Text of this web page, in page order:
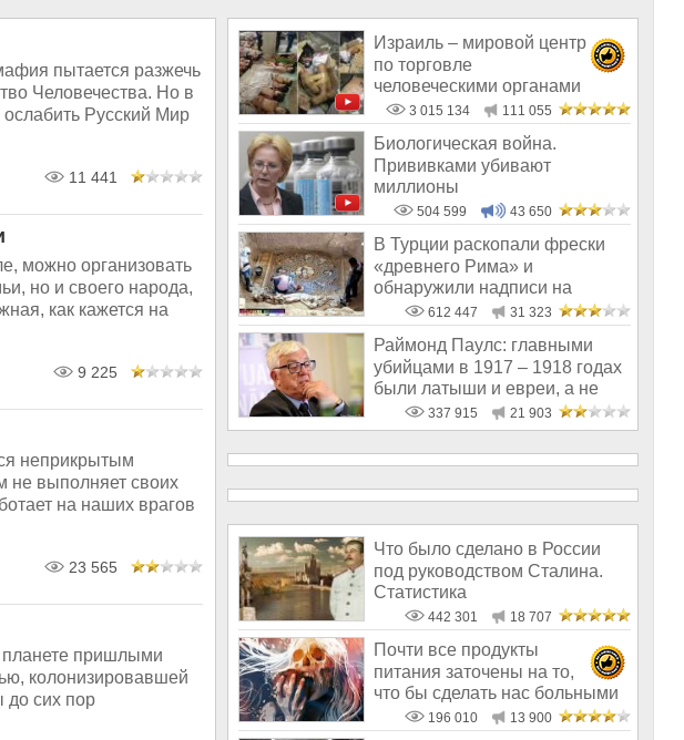
пытается разжечь
Человечества. Но в
Русский Мир
11 441
можно организовать
но и своего народа,
как кажется на
9 225
неприкрытым
не выполняет своих
на наших врагов
23 565
планете пришлыми
колонизировавшей
до сих пор
Израиль – мировой центр
по торговле
человеческими органами
3 015 134 111 055
Биологическая война.
Прививками убивают
миллионы
504 599 43 650
В Турции раскопали фрески
«древнего Рима» и
обнаружили надписи на
Русском!612 447 31 323
Раймонд Паулс: главными
убийцами в 1917 – 1918 годах
были латыши и евреи, а не
русс
337 915 21 903
Что было сделано в России
под руководством Сталина.
Статистика
442 301 18 707
Почти все продукты
питания заточены на то,
что бы сделать нас больными
и бесплодным
196 010 13 900